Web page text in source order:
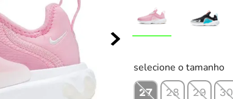
selecione o tamanho
27 28 29 30